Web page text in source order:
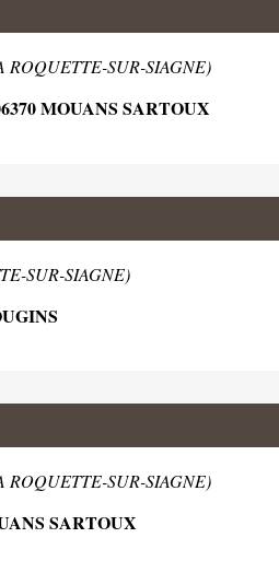
ROQUETTE-SUR-SIAGNE)
MOUANS SARTOUX
SUR-SIAGNE)
ROQUETTE-SUR-SIAGNE)
SARTOUX